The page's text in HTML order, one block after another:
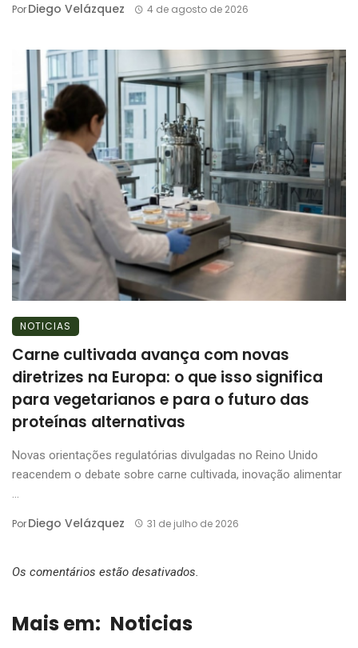
PorDiego Velázquez 4 de agosto de 2026
NOTICIAS
Carne cultivada avança com novas
diretrizes na Europa: o que isso significa
para vegetarianos e para o futuro das
proteínas alternativas
Novas orientações regulatórias divulgadas no Reino Unido
reacendem o debate sobre carne cultivada, inovação alimentar
...
PorDiego Velázquez 31 de julho de 2026
Os comentários estão desativados.
Mais em: Noticias